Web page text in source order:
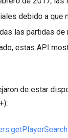
debido a que
las partidas
estas API
de estar